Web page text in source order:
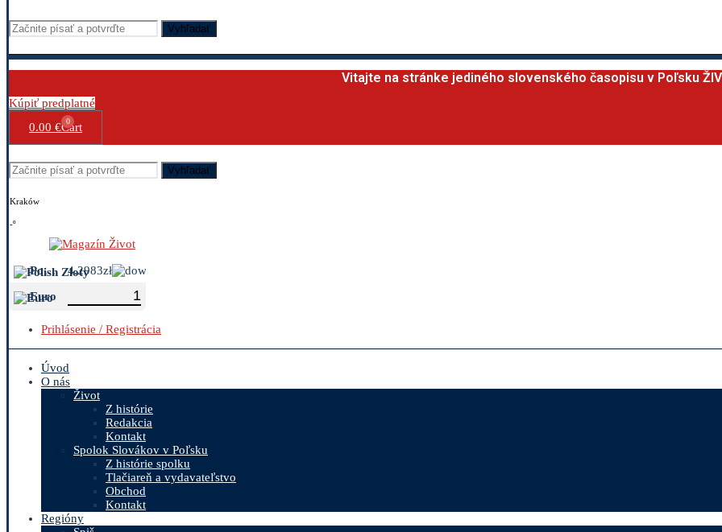
Vyhľadať
Vitajte na stránke jediného slovenského časopisu v Poľsku
Kúpiť predplatné
0.00 € 0
Cart
Vyhľadať
Kraków
-º
Polish Zloty
4.2983zł
Euro
Prihlásenie / Registrácia
Úvod
O nás
Život
Z histórie
Redakcia
Kontakt
Spolok Slovákov v Poľsku
Z histórie spolku
Tlačiareň a vydavateľstvo
Obchod
Kontakt
Regióny